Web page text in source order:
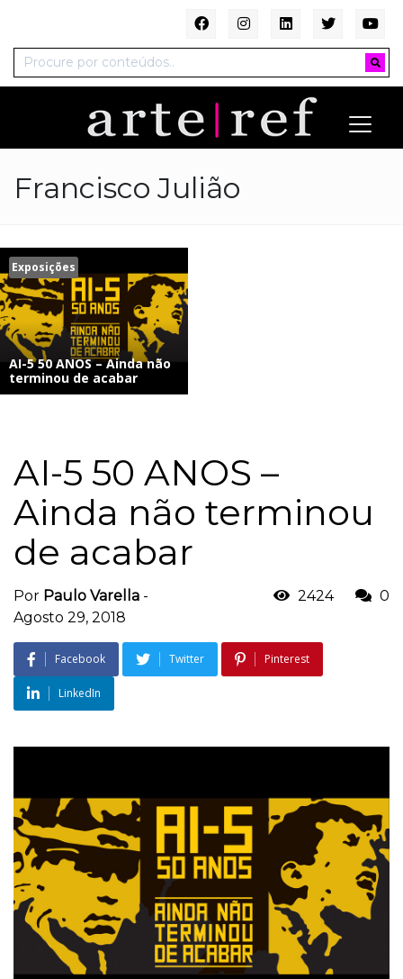
Francisco Julião
Exposições
AI-5 50 ANOS – Ainda não
terminou de acabar
AI-5 50 ANOS –
Ainda não terminou
de acabar
Por Paulo Varella -
Agosto 29, 2018
2424 0
Facebook Twitter Pinterest
LinkedIn